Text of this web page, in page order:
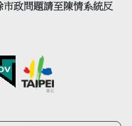
政問題請至陳情系統反